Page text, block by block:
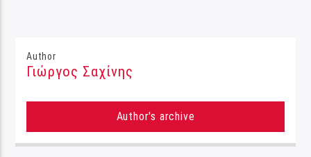
Author
Γιώργος Σαχίνης
Author's archive